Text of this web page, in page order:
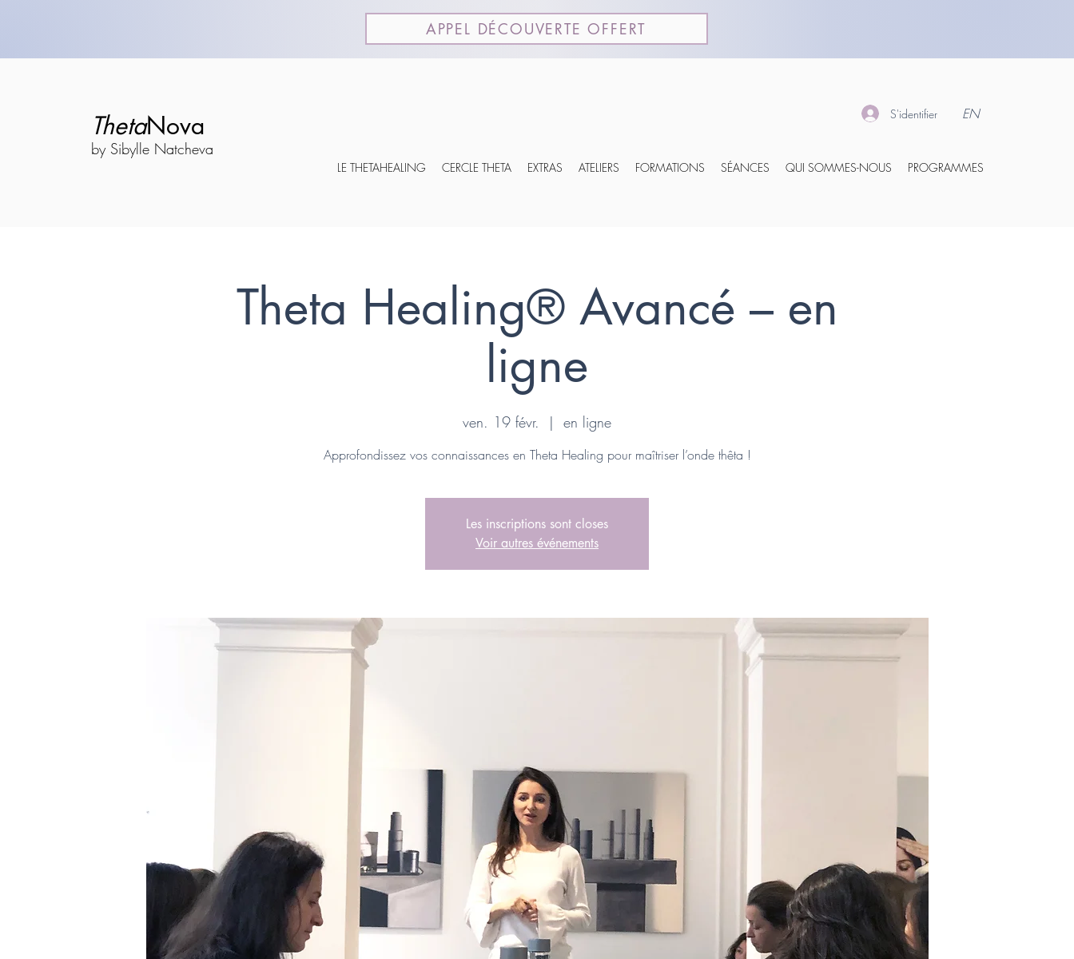
APPEL DÉCOUVERTE OFFERT
ThetaNova
by Sibylle Natcheva
S'identifier EN
LE THETAHEALING CERCLE THETA EXTRAS ATELIERS FORMATIONS SÉANCES QUI SOMMES-NOUS PROGRAMMES
Theta Healing® Avancé – en
ligne
ven. 19 févr.
  |
en ligne
Approfondissez vos connaissances en Theta Healing pour maîtriser l’onde thêta !
Les inscriptions sont closes
Voir autres événements